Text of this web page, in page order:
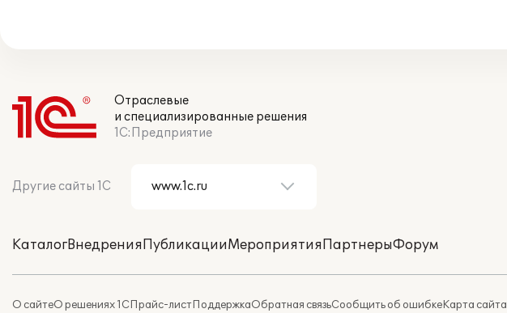
Отраслевые
и специализированные решения
1С:Предприятие
Другие сайты 1С
КаталогВнедренияПубликацииМероприятияПартнерыФорум
О сайтеО решениях 1СПрайс-листПоддержкаОбратная связьСообщить об ошибкеКарта сайта